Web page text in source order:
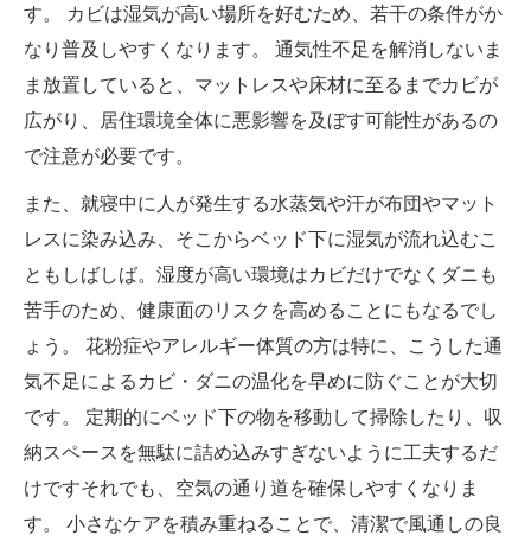
す。 カビは湿気が高い場所を好むため、若干の条件がか
なり普及しやすくなります。 通気性不足を解消しないま
ま放置していると、マットレスや床材に至るまでカビが
広がり、居住環境全体に悪影響を及ぼす可能性があるの
で注意が必要です。
また、就寝中に人が発生する水蒸気や汗が布団やマット
レスに染み込み、そこからベッド下に湿気が流れ込むこ
ともしばしば。湿度が高い環境はカビだけでなくダニも
苦手のため、健康面のリスクを高めることにもなるでし
ょう。 花粉症やアレルギー体質の方は特に、こうした通
気不足によるカビ・ダニの温化を早めに防ぐことが大切
です。 定期的にベッド下の物を移動して掃除したり、収
納スペースを無駄に詰め込みすぎないように工夫するだ
けですそれでも、空気の通り道を確保しやすくなりま
す。 小さなケアを積み重ねることで、清潔で風通しの良